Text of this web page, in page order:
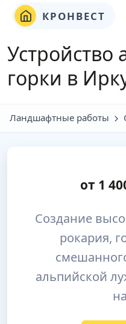
КРОНВЕСТ
Устройство
горки в
Ландшафтные работы
от 1
Создание
рокария,
альпийской